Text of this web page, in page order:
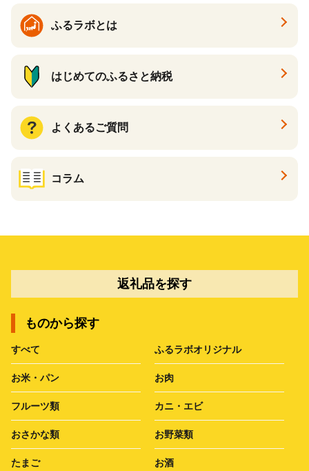
ふるラボとは
はじめてのふるさと納税
よくあるご質問
コラム
返礼品を探す
ものから探す
すべて ふるラボオリジナル
お米・パン お肉
フルーツ類 カニ・エビ
おさかな類 お野菜類
たまご お酒